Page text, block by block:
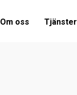
Om oss Tjänster